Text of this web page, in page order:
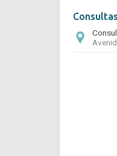
Consultas